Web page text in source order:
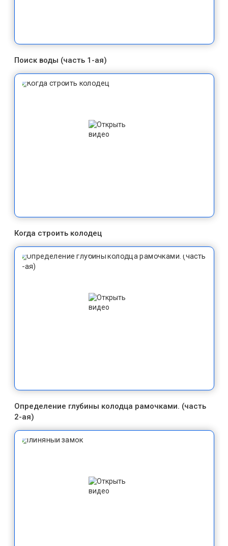
Поиск воды (часть 1-ая)
Когда строить колодец
Определение глубины колодца рамочками. (часть
2-ая)